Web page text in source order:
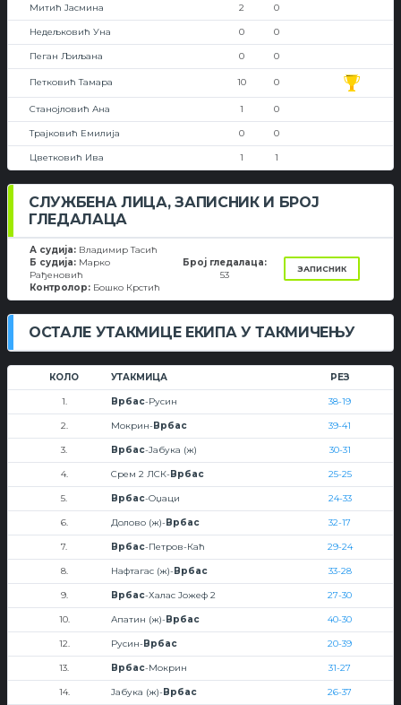
Митић Јасмина 2 0
Недељковић Уна 0 0
Пеган Љиљана 0 0
Петковић Тамара 10 0
Станојловић Ана 1 0
Трајковић Емилија 0 0
Цветковић Ива 1 1
СЛУЖБЕНА ЛИЦА, ЗАПИСНИК И БРОЈ
ГЛЕДАЛАЦА
А судија: Владимир Тасић
Б судија: Марко
Рађеновић
Контролор: Бошко Крстић
Број гледалаца:
53
ЗАПИСНИК
ОСТАЛЕ УТАКМИЦЕ ЕКИПА У ТАКМИЧЕЊУ
КОЛО УТАКМИЦА РЕЗ
1. Врбас-Русин 38-19
2. Мокрин-Врбас 39-41
3. Врбас-Јабука (ж) 30-31
4. Срем 2 ЛСК-Врбас 25-25
5. Врбас-Оџаци 24-33
6. Долово (ж)-Врбас 32-17
7. Врбас-Петров-Каћ 29-24
8. Нафтагас (ж)-Врбас 33-28
9. Врбас-Халас Јожеф 2 27-30
10. Апатин (ж)-Врбас 40-30
12. Русин-Врбас 20-39
13. Врбас-Мокрин 31-27
14. Јабука (ж)-Врбас 26-37